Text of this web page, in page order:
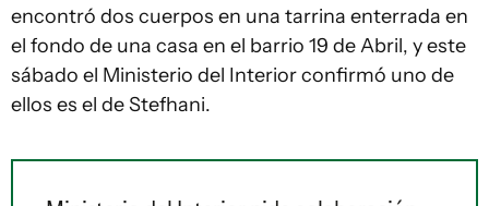
encontró dos cuerpos en una tarrina enterrada en
el fondo de una casa en el barrio 19 de Abril, y este
sábado el Ministerio del Interior confirmó uno de
ellos es el de Stefhani.